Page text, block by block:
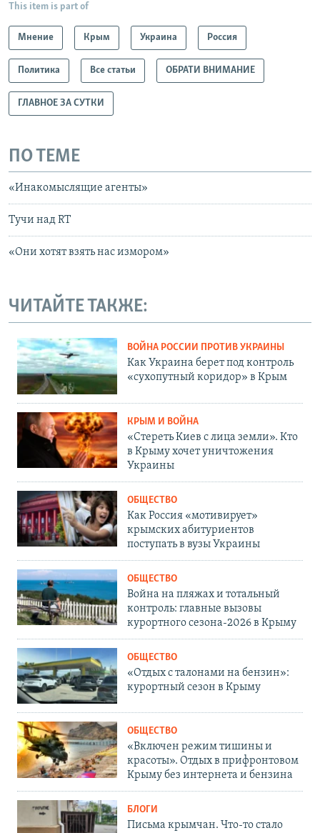
This item is part of
Мнение Крым Украина Россия
Политика Все статьи ОБРАТИ ВНИМАНИЕ
ГЛАВНОЕ ЗА СУТКИ
ПО ТЕМЕ
«Инакомыслящие агенты»
Тучи над RТ
«Они хотят взять нас измором»
ЧИТАЙТЕ ТАКЖЕ:
ВОЙНА РОССИИ ПРОТИВ УКРАИНЫ
Как Украина берет под контроль
«сухопутный коридор» в Крым
КРЫМ И ВОЙНА
«Стереть Киев с лица земли». Кто
в Крыму хочет уничтожения
Украины
ОБЩЕСТВО
Как Россия «мотивирует»
крымских абитуриентов
поступать в вузы Украины
ОБЩЕСТВО
Война на пляжах и тотальный
контроль: главные вызовы
курортного сезона-2026 в Крыму
ОБЩЕСТВО
«Отдых с талонами на бензин»:
курортный сезон в Крыму
ОБЩЕСТВО
«Включен режим тишины и
красоты». Отдых в прифронтовом
Крыму без интернета и бензина
БЛОГИ
Письма крымчан. Что-то стало